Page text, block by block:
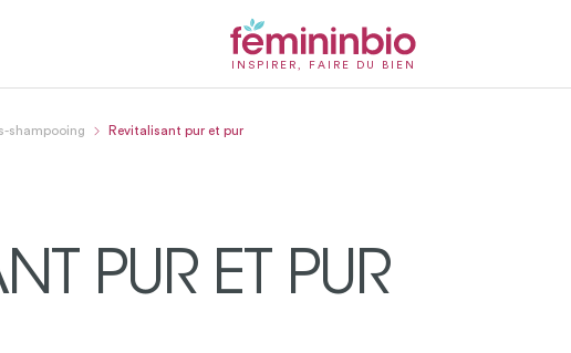
INSPIRER, FAIRE DU BIEN
shampooing Revitalisant pur et pur
PUR ET PUR